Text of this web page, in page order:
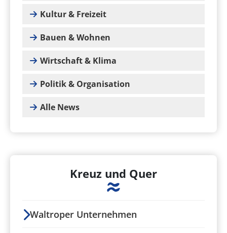
Kultur & Freizeit
Bauen & Wohnen
Wirtschaft & Klima
Politik & Organisation
Alle News
Kreuz und Quer
Waltroper Unternehmen